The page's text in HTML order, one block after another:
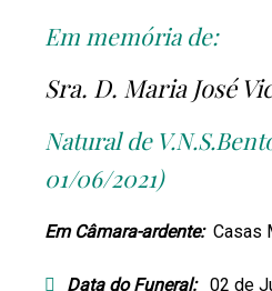
Em memória de:
Sra. D. Maria José
Natural de
01/06/2021)
Em Câmara-ardente: Casas
Data do Funeral: 02 de